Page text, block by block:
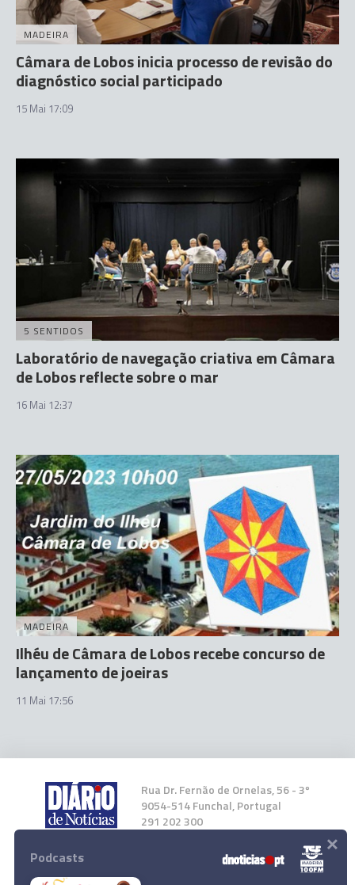
MADEIRA
Câmara de Lobos inicia processo de revisão do
diagnóstico social participado
15 Mai 17:09
5 SENTIDOS
Laboratório de navegação criativa em Câmara
de Lobos reflecte sobre o mar
16 Mai 12:37
MADEIRA
Ilhéu de Câmara de Lobos recebe concurso de
lançamento de joeiras
11 Mai 17:56
Rua Dr. Fernão de Ornelas, 56 - 3º
9054-514 Funchal, Portugal
291 202 300
Instale a nossa App
Podcasts ×